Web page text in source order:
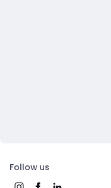
Follow us